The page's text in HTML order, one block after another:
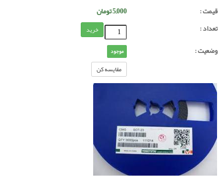
قیمت :
5,000تومان
تعداد :
خرید
وضعیت : موجود
مقایسه کن